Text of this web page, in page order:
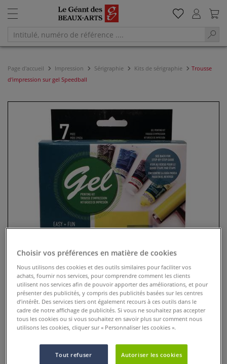
Page d'accueil Impression Sérigraphie Kits de sérigraphie
Trousse
d'impression sur gel Speedball
Trousse d'impression sur gel
Choisir vos préférences en matière de cookies
Nous utilisons des cookies et des outils similaires pour faciliter vos
achats, fournir nos services, pour comprendre comment les clients
utilisent nos services afin de pouvoir apporter des améliorations, et pour
présenter des publicités, y compris des publicités basées sur les centres
d’intérêt. Des services tiers ont également recours à ces outils dans le
cadre de notre affichage de publicités. Si vous ne souhaitez pas accepter
tous les cookies ou si vous souhaitez en savoir plus sur comment nous
utilisons les cookies, cliquer sur « Personnaliser les cookies ».
Tout refuser Autoriser les cookies